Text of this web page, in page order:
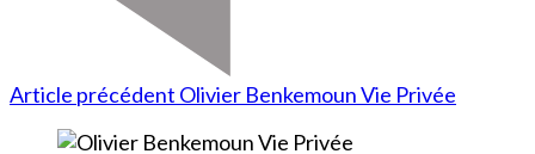
Article précédent Olivier Benkemoun Vie Privée